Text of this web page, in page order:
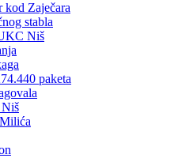
kod Zaječara
stabla
Niš
paketa